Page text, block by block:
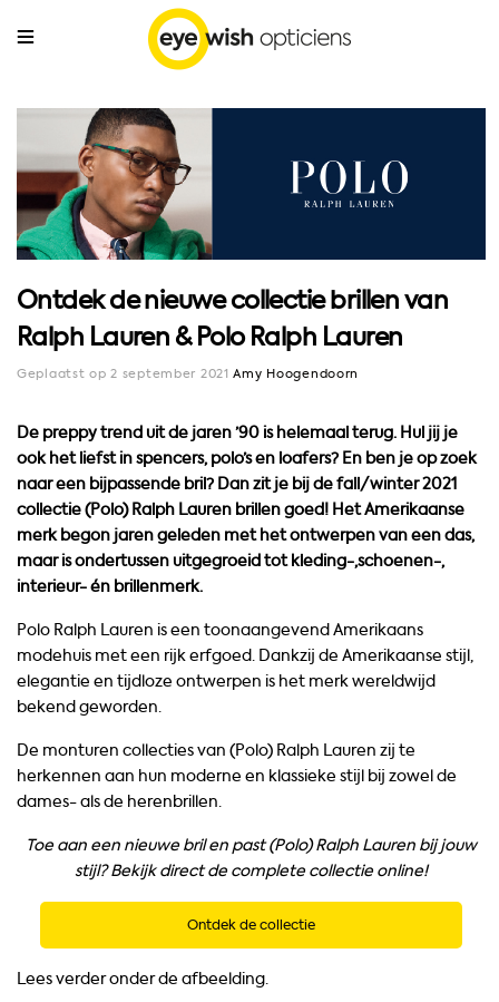
Ontdek de nieuwe collectie brillen van
Ralph Lauren & Polo Ralph Lauren
Geplaatst op 2 september 2021 Amy Hoogendoorn
De preppy trend uit de jaren ’90 is helemaal terug. Hul jij je
ook het liefst in spencers, polo’s en loafers? En ben je op zoek
naar een bijpassende bril? Dan zit je bij de fall/winter 2021
collectie (Polo) Ralph Lauren brillen goed! Het Amerikaanse
merk begon jaren geleden met het ontwerpen van een das,
maar is ondertussen uitgegroeid tot kleding-,schoenen-,
interieur- én brillenmerk.
Polo Ralph Lauren is een toonaangevend Amerikaans
modehuis met een rijk erfgoed. Dankzij de Amerikaanse stijl,
elegantie en tijdloze ontwerpen is het merk wereldwijd
bekend geworden.
De monturen collecties van (Polo) Ralph Lauren zij te
herkennen aan hun moderne en klassieke stijl bij zowel de
dames- als de herenbrillen.
Toe aan een nieuwe bril en past (Polo) Ralph Lauren bij jouw
stijl? Bekijk direct de complete collectie online!
Ontdek de collectie
Lees verder onder de afbeelding.